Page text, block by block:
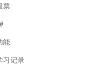
票
能
习记录